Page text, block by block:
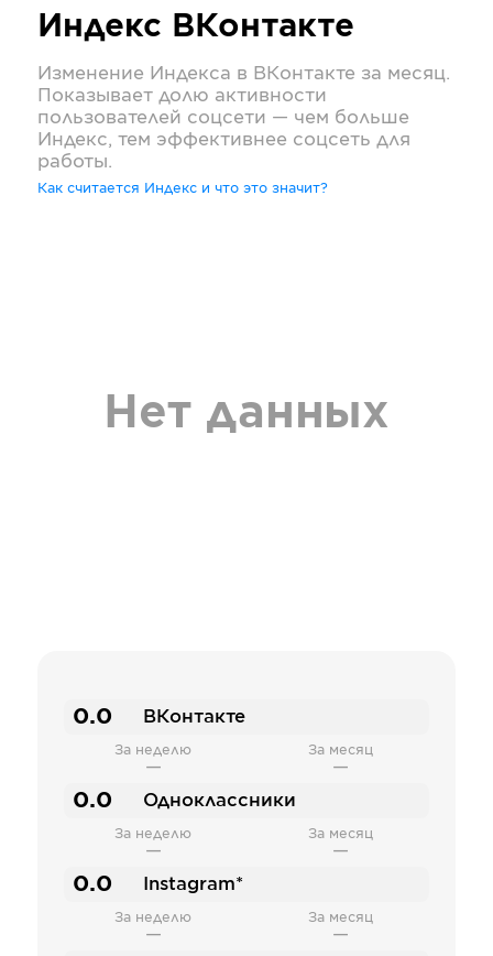
Индекс ВКонтакте
Изменение Индекса в ВКонтакте за месяц.
Показывает долю активности
пользователей соцсети — чем больше
Индекс, тем эффективнее соцсеть для
работы.
Как считается Индекс и что это значит?
Нет данных
0.0 ВКонтакте
За неделю
—
За месяц
—
0.0 Одноклассники
За неделю
—
За месяц
—
0.0 Instagram*
За неделю
—
За месяц
—